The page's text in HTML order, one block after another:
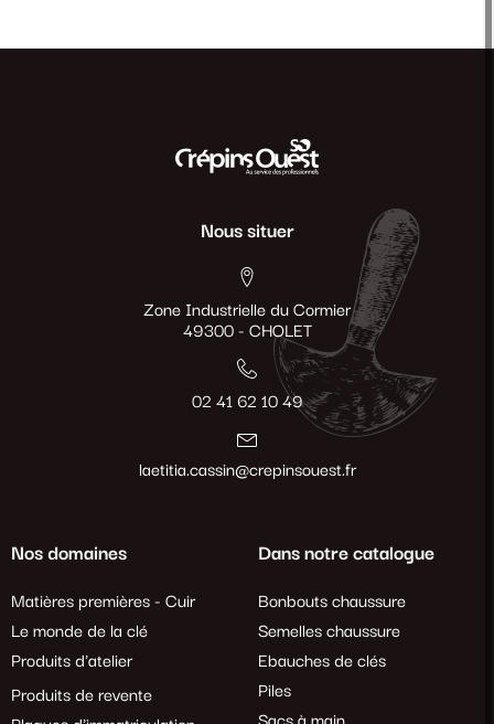
Nous situer
Zone Industrielle du Cormier
49300 - CHOLET
02 41 62 10 49
laetitia.cassin@crepinsouest.fr
Nos domaines
Matières premières - Cuir
Le monde de la clé
Produits d'atelier
Produits de revente
Dans notre catalogue
Bonbouts chaussure
Semelles chaussure
Ebauches de clés
Piles